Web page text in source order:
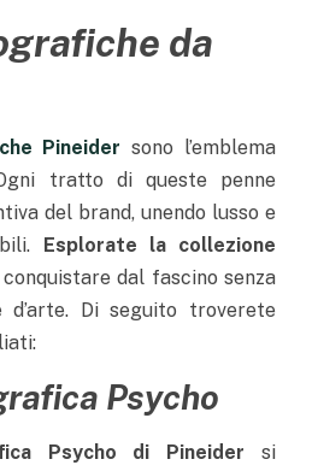
da
Pineider sono l’emblema
tratto di queste penne
del brand, unendo lusso e
Esplorate la collezione
dal fascino senza
Di seguito troverete
Psycho
Psycho di Pineider si